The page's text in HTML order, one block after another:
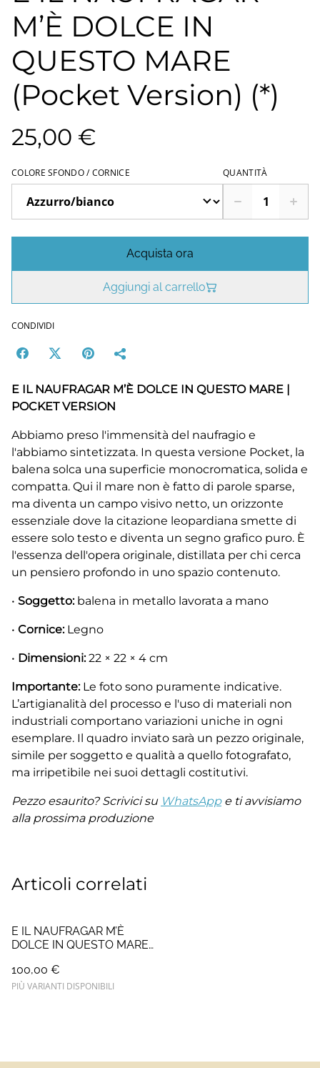
M’È DOLCE IN
QUESTO MARE
(Pocket Version) (*)
25,00 €
COLORE SFONDO / CORNICE QUANTITÀ
Acquista ora
Aggiungi al carrello
CONDIVIDI
E IL NAUFRAGAR M’È DOLCE IN QUESTO MARE |
POCKET VERSION
Abbiamo preso l'immensità del naufragio e
l'abbiamo sintetizzata. In questa versione Pocket, la
balena solca una superficie monocromatica, solida e
compatta. Qui il mare non è fatto di parole sparse,
ma diventa un campo visivo netto, un orizzonte
essenziale dove la citazione leopardiana smette di
essere solo testo e diventa un segno grafico puro. È
l'essenza dell'opera originale, distillata per chi cerca
un pensiero profondo in uno spazio contenuto.
• Soggetto:balena in metallo lavorata a mano
• Cornice:Legno
• Dimensioni:22 × 22 × 4 cm
Importante:Le foto sono puramente indicative.
L’artigianalità del processo e l'uso di materiali non
industriali comportano variazioni uniche in ogni
esemplare. Il quadro inviato sarà un pezzo originale,
simile per soggetto e qualità a quello fotografato,
ma irripetibile nei suoi dettagli costitutivi.
Pezzo esaurito? Scrivici su WhatsAppe ti avvisiamo
alla prossima produzione
Articoli correlati
E IL NAUFRAGAR M’È
DOLCE IN QUESTO MARE
100,00 €
PIÙ VARIANTI DISPONIBILI